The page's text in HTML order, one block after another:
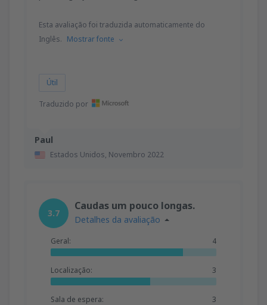
Paul
Estados Unidos, Novembro 2022
Esta avaliação foi traduzida automaticamente do
Inglês. Mostrar fonte
Útil
Traduzido por
3.7
Caudas um pouco longas.
Detalhes da avaliação
Geral: 4
Localização: 3
Sala de espera: 3